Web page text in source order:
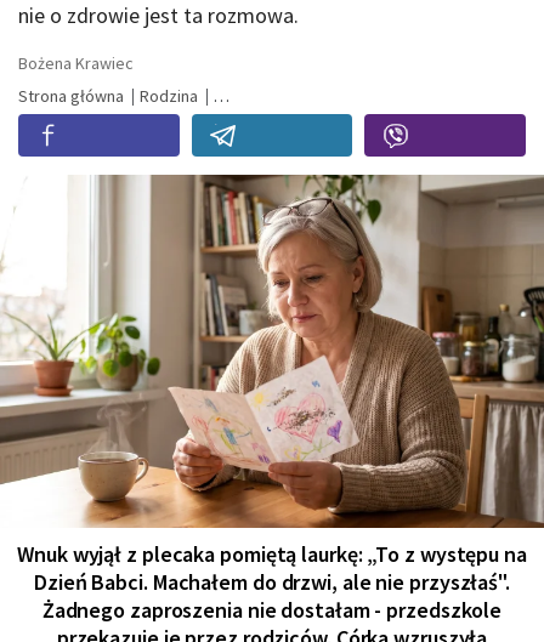
nie o zdrowie jest ta rozmowa.
Bożena Krawiec
Strona główna
Rodzina
Wnuk wyjął z plecaka pomiętą laurkę: „To z występu na
Dzień Babci. Machałem do drzwi, ale nie przyszłaś".
Żadnego zaproszenia nie dostałam - przedszkole